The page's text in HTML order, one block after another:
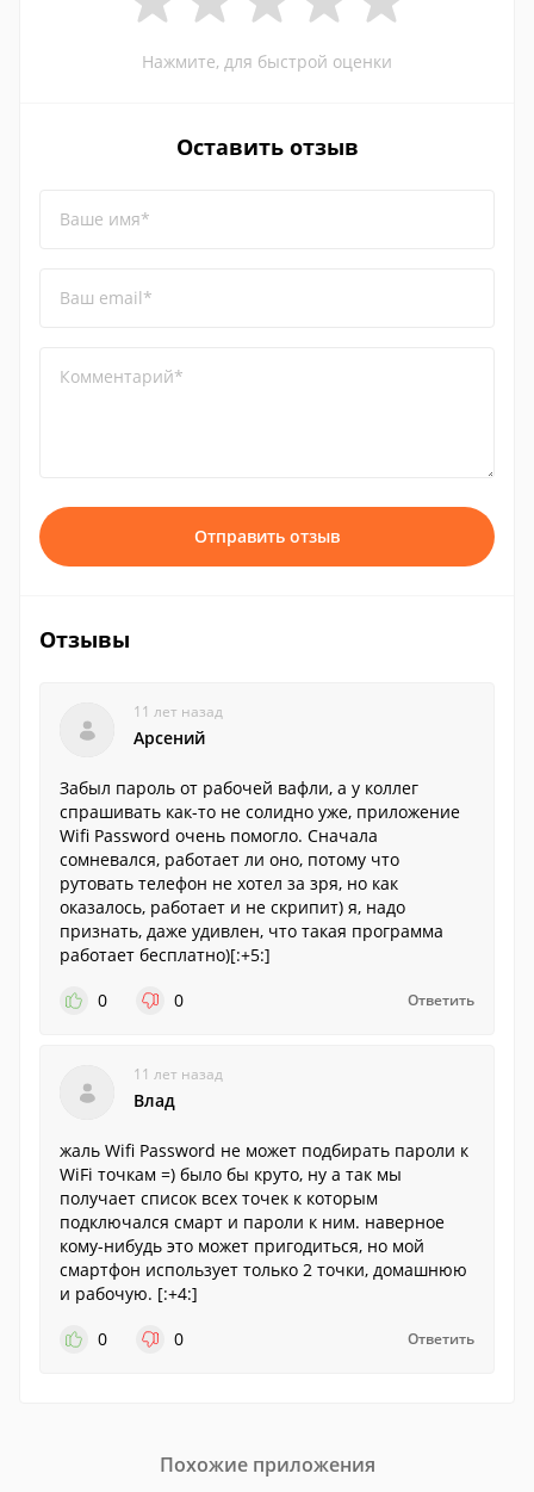
Нажмите, для быстрой оценки
Оставить отзыв
Ваше имя*
Ваш email*
Комментарий*
Отправить отзыв
Отзывы
11 лет назад
Арсений
Забыл пароль от рабочей вафли, а у коллег
спрашивать как-то не солидно уже, приложение
Wifi Password очень помогло. Сначала
сомневался, работает ли оно, потому что
рутовать телефон не хотел за зря, но как
оказалось, работает и не скрипит) я, надо
признать, даже удивлен, что такая программа
работает бесплатно)[:+5:]
0
0 Ответить
11 лет назад
Влад
жаль Wifi Password не может подбирать пароли к
WiFi точкам =) было бы круто, ну а так мы
получает список всех точек к которым
подключался смарт и пароли к ним. наверное
кому-нибудь это может пригодиться, но мой
смартфон использует только 2 точки, домашнюю
и рабочую. [:+4:]
0
0 Ответить
Похожие приложения